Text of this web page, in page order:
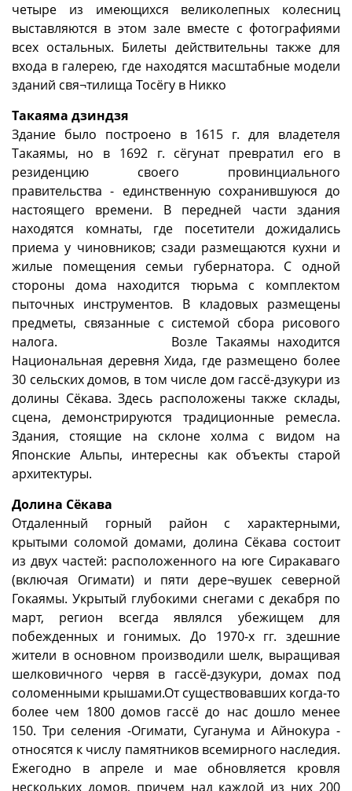
четыре из имеющихся великолепных колесниц
выставляются в этом зале вместе с фотографиями
всех остальных. Билеты действительны также для
входа в галерею, где находятся масштабные модели
зданий свя¬тилища Тосёгу в Никко
Такаяма дзиндзя
Здание было построено в 1615 г. для владетеля
Такаямы, но в 1692 г. сёгунат превратил его в
резиденцию своего провинциального
правительства - единственную сохранившуюся до
настоящего времени. В передней части здания
находятся комнаты, где посетители дожидались
приема у чиновников; сзади размещаются кухни и
жилые помещения семьи губернатора. С одной
стороны дома находится тюрьма с комплектом
пыточных инструментов. В кладовых размещены
предметы, связанные с системой сбора рисового
налога. Возле Такаямы находится
Национальная деревня Хида, где размещено более
30 сельских домов, в том числе дом гассё-дзукури из
долины Сёкава. Здесь расположены также склады,
сцена, демонстрируются традиционные ремесла.
Здания, стоящие на склоне холма с видом на
Японские Альпы, интересны как объекты старой
архитектуры.
Долина Сёкава
Отдаленный горный район с характерными,
крытыми соломой домами, долина Сёкава состоит
из двух частей: расположенного на юге Сиракаваго
(включая Огимати) и пяти дере¬вушек северной
Гокаямы. Укрытый глубокими снегами с декабря по
март, регион всегда являлся убежищем для
побежденных и гонимых. До 1970-х гг. здешние
жители в основном производили шелк, выращивая
шелковичного червя в гассё-дзукури, домах под
соломенными крышами.От существовавших когда-то
более чем 1800 домов гассё до нас дошло менее
150. Три селения -Огимати, Суганума и Айнокура -
относятся к числу памятников всемирного наследия.
Ежегодно в апреле и мае обновляется кровля
нескольких домов, причем над каждой из них 200